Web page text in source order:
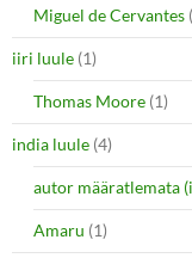
Miguel de Cervantes
iiri luule (1)
Thomas Moore (1)
india luule (4)
autor määratlemata
Amaru (1)